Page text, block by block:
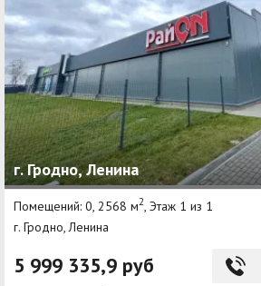
г. Гродно, Ленина
Помещений: 0, 2568 м2 , Этаж 1 из 1
г. Гродно, Ленина
5 999 335,9 руб